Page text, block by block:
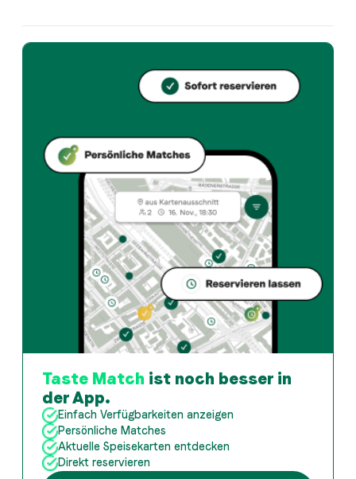
A Fatt bietet zurich und Asian fusion restaurant an
Reserviere direkt über die Taste Match App – in
Wann ist A Fatt geöffnet?
Die Taste Match App analysiert deinen
Taste Match ist noch besser in
der App.
Einfach Verfügbarkeiten anzeigen
Persönliche Matches
Aktuelle Speisekarten entdecken
Direkt reservieren